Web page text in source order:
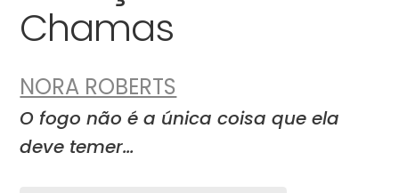
Chamas
NORA ROBERTS
O fogo não é a única coisa que ela
deve temer…